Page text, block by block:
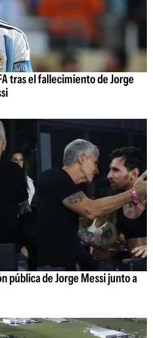
tras el fallecimiento de Jorge
pública de Jorge Messi junto a